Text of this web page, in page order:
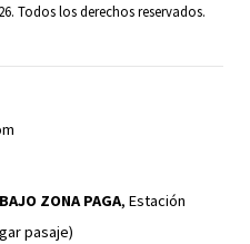
Todos los derechos reservados.
BAJO ZONA PAGA, Estación
pasaje)